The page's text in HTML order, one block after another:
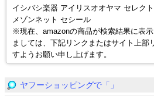
イシバシ楽器 アイリスオオヤマ セレク
メゾンネット セシール
※現在、amazonの商品が検索結果に表
ましては、下記リンクまたはサイト上部
すようお願い申し上げます。
ヤフーショッピングで「」